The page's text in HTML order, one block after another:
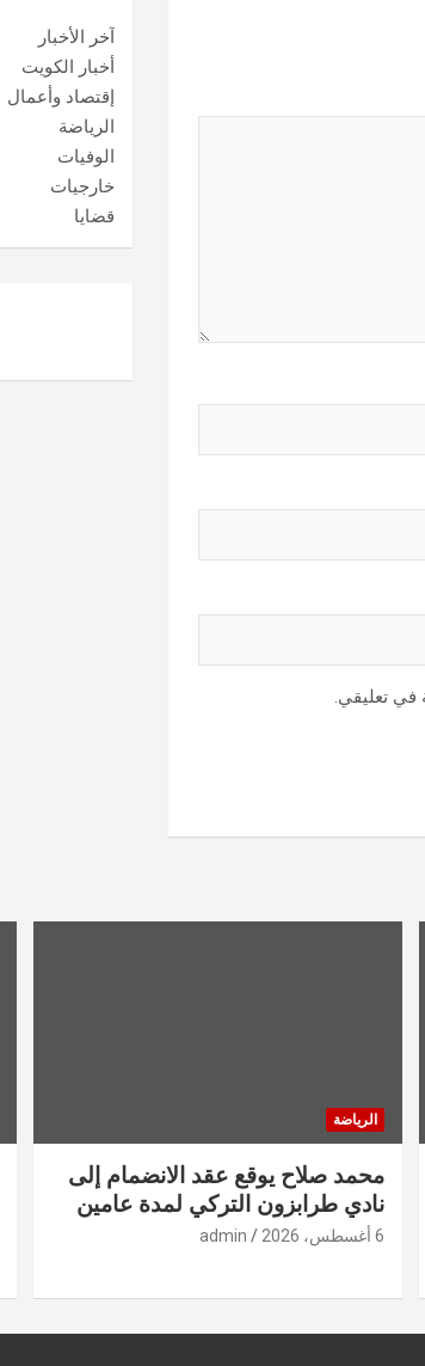
في تعليقي.
آخر الأخبار
أخبار الكويت
إقتصاد وأعمال
الرياضة
الوفيات
خارجيات
قضايا
الرياضة
محمد صلاح يوقع عقد الانضمام إلى
نادي طرابزون التركي لمدة عامين
6 أغسطس، 2026 admin